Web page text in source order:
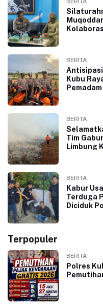
BERITA
Kubu
BERITA
Tim
Limbung
BERITA
Kabur
Terduga
Diciduk
Terpopuler
BERITA
Polres